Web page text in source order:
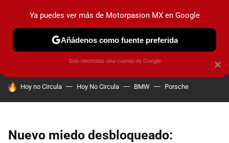
PRUEBAS INDUSTRIA HOY NO CIRCULA
HOY SE HABLA DE
Hoy no Circula Hoy No Circula BMW Porsche
Nuevo miedo desbloqueado:
×
Ya puedes ver más de Motorpasion MX en Google
Añádenos como fuente preferida
Solo necesitas una cuenta de Google